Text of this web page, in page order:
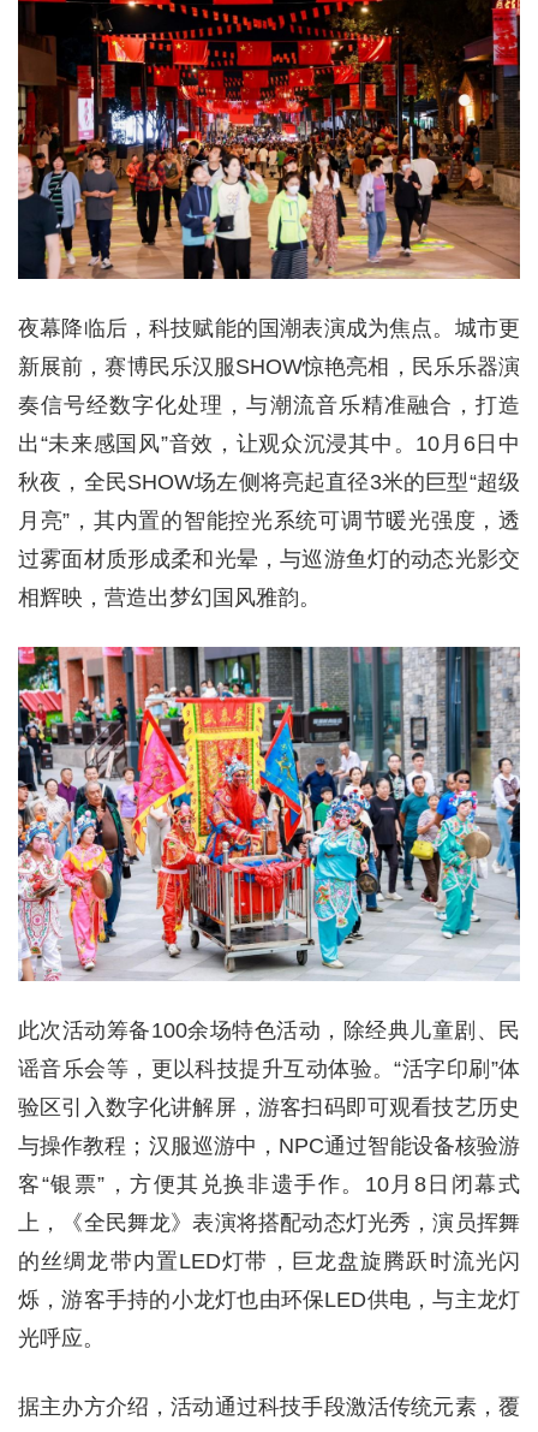
夜幕降临后，科技赋能的国潮表演成为焦点。城市更
新展前，赛博民乐汉服SHOW惊艳亮相，民乐乐器演
奏信号经数字化处理，与潮流音乐精准融合，打造
出“未来感国风”音效，让观众沉浸其中。10月6日中
秋夜，全民SHOW场左侧将亮起直径3米的巨型“超级
月亮”，其内置的智能控光系统可调节暖光强度，透
过雾面材质形成柔和光晕，与巡游鱼灯的动态光影交
相辉映，营造出梦幻国风雅韵。
此次活动筹备100余场特色活动，除经典儿童剧、民
谣音乐会等，更以科技提升互动体验。“活字印刷”体
验区引入数字化讲解屏，游客扫码即可观看技艺历史
与操作教程；汉服巡游中，NPC通过智能设备核验游
客“银票”，方便其兑换非遗手作。10月8日闭幕式
上，《全民舞龙》表演将搭配动态灯光秀，演员挥舞
的丝绸龙带内置LED灯带，巨龙盘旋腾跃时流光闪
烁，游客手持的小龙灯也由环保LED供电，与主龙灯
光呼应。
据主办方介绍，活动通过科技手段激活传统元素，覆